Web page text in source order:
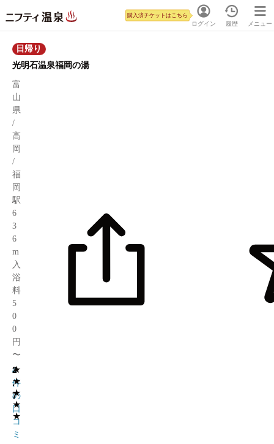
ログイン
購入済チケットはこちら
履歴 メニュー
日帰り
光明石温泉福岡の湯
富
山
県
/
高
岡
/
福
岡
駅
6
3
6
m
入
浴
料
5
0
0
円
〜
★
★
★
★
★
2
.
7
4
件
の
口
コ
ミ